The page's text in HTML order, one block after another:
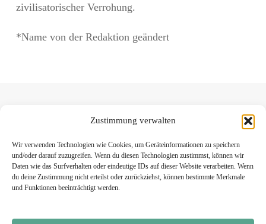
Zustimmung verwalten
Wir verwenden Technologien wie Cookies, um Geräteinformationen zu speichern
und/oder darauf zuzugreifen. Wenn du diesen Technologien zustimmst, können wir
Daten wie das Surfverhalten oder eindeutige IDs auf dieser Website verarbeiten. Wenn
du deine Zustimmung nicht erteilst oder zurückziehst, können bestimmte Merkmale
und Funktionen beeinträchtigt werden.
zivilisatorischer Verrohung.
*Name von der Redaktion geändert